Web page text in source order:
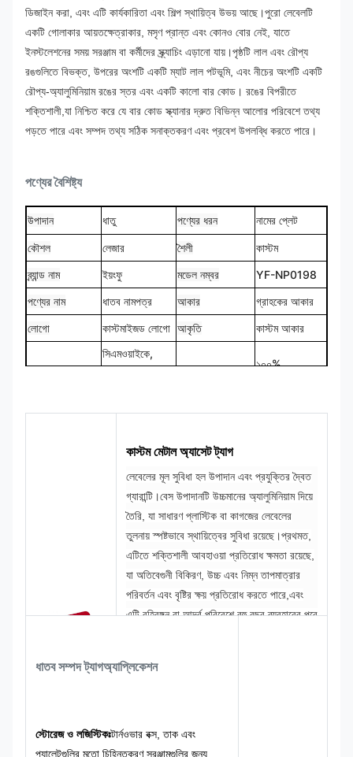
ডিজাইন করা, এবং এটি কার্যকারিতা এবং শিল্প স্থায়িত্ব উভয় আছে।পুরো লেবেলটি
একটি গোলাকার আয়তক্ষেত্রাকার, মসৃণ প্রান্ত এবং কোনও বোর নেই, যাতে
ইনস্টলেশনের সময় সরঞ্জাম বা কর্মীদের স্ক্র্যাচিং এড়ানো যায়।পৃষ্ঠটি লাল এবং রৌপ্য
রঙগুলিতে বিভক্ত, উপরের অংশটি একটি ম্যাট লাল পটভূমি, এবং নীচের অংশটি একটি
রৌপ্য-অ্যালুমিনিয়াম রঙের স্তর এবং একটি কালো বার কোড। রঙের বিপরীতে
শক্তিশালী,যা নিশ্চিত করে যে বার কোড স্ক্যানার দ্রুত বিভিন্ন আলোর পরিবেশে তথ্য
পড়তে পারে এবং সম্পদ তথ্য সঠিক সনাক্তকরণ এবং প্রবেশ উপলব্ধি করতে পারে।
পণ্যের বৈশিষ্ট্য
উপাদান ধাতু পণ্যের ধরন নামের প্লেট
কৌশল লেজার শৈলী
কাস্টম
ব্র্যান্ড নাম
ইয়ংফু মডেল নম্বর
YF-NP0198
পণ্যের নাম
ধাতব নামপত্র আকার
গ্রাহকের আকার
লোগো
কাস্টমাইজড লোগো আকৃতি কাস্টম আকার
সিএমওয়াইকে,
১০০%
কাস্টম মেটাল অ্যাসেট ট্যাগ
লেবেলের মূল সুবিধা হল উপাদান এবং প্রযুক্তির দ্বৈত
গ্যারান্টি।বেস উপাদানটি উচ্চমানের অ্যালুমিনিয়াম দিয়ে
তৈরি, যা সাধারণ প্লাস্টিক বা কাগজের লেবেলের
তুলনায় স্পষ্টভাবে স্থায়িত্বের সুবিধা রয়েছে।প্রথমত,
এটিতে শক্তিশালী আবহাওয়া প্রতিরোধ ক্ষমতা রয়েছে,
যা অতিবেগুনী বিকিরণ, উচ্চ এবং নিম্ন তাপমাত্রার
পরিবর্তন এবং বৃষ্টির ক্ষয় প্রতিরোধ করতে পারে,এবং
এটি বহিরঙ্গন বা আর্দ্র পরিবেশে বহু বছর ব্যবহারের পরে
হয়েছে, যা সরঞ্জাম হ্যান্ডলিং এবং দৈনিক পরিষ্কারের
নয়.একই সময়ে, অ্যালুমিনিয়াম উপাদান নিজেই চমৎকার
জারা প্রতিরোধের আছে, যা তেল, রাসায়নিক এবং ধুলো
ধাতব সম্পদ ট্যাগঅ্যাপ্লিকেশন
স্টোরেজ ও লজিস্টিকঃটার্নওভার বক্স, তাক এবং
প্যালেটগুলির মতো চিহ্নিতকরণ সরঞ্জামগুলির জন্য